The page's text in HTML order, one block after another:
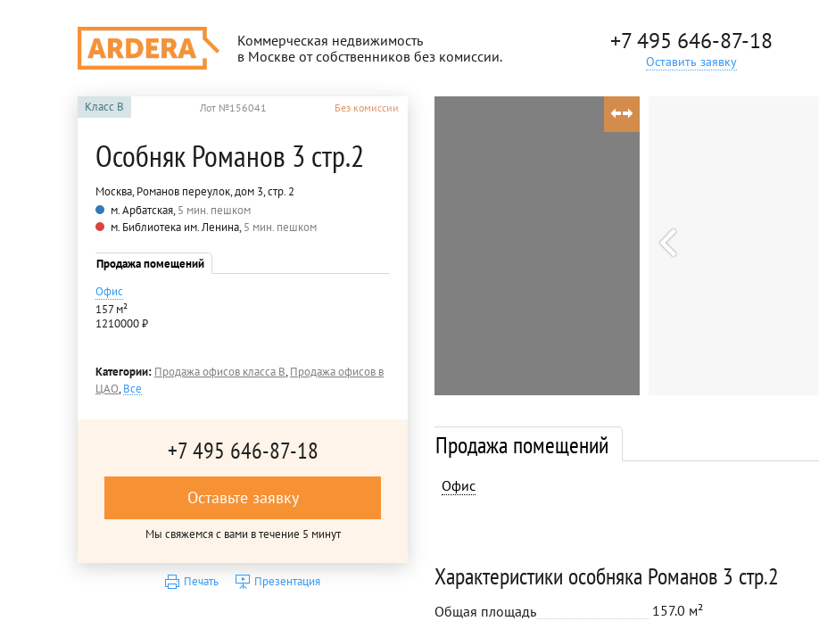
Коммерческая недвижимость
в Москве от собственников без комиссии.
+7 495 646-87-18
Оставить заявку
Класс B Лот №156041 Без комиссии
Особняк Романов 3 стр.2
Москва, Романов переулок, дом 3, стр. 2
м. Арбатская,5 мин. пешком
м. Библиотека им. Ленина,5 мин. пешком
Продажа помещений
Офис
157 м²
1210000 ₽
Категории: Продажа офисов класса B,Продажа офисов в
ЦАО,Все
+7 495 646-87-18
Оставьте заявку
Мы свяжемся с вами в течение 5 минут
Печать Презентация
Продажа помещений
Офис
Характеристики особняка Романов 3 стр.2
Общая площадь
157.0 м²